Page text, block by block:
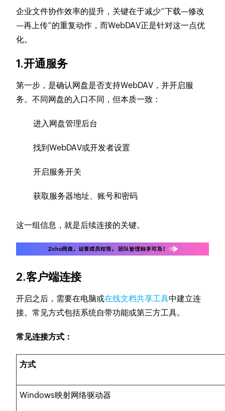
企业文件协作效率的提升，关键在于减少“下载—修改
—再上传”的重复动作，而WebDAV正是针对这一点优
化。
1.开通服务
第一步，是确认网盘是否支持WebDAV，并开启服
务。不同网盘的入口不同，但本质一致：
进入网盘管理后台
找到WebDAV或开发者设置
开启服务开关
获取服务器地址、账号和密码
这一组信息，就是后续连接的关键。
2.客户端连接
开启之后，需要在电脑或在线文档共享工具中建立连
接。常见方式包括系统自带功能或第三方工具。
常见连接方式：
方式
Windows映射网络驱动器